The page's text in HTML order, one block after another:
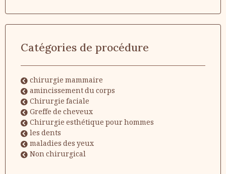
Catégories de procédure
chirurgie mammaire
amincissement du corps
Chirurgie faciale
Greffe de cheveux
Chirurgie esthétique pour hommes
les dents
maladies des yeux
Non chirurgical